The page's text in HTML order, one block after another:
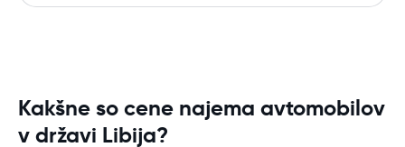
Kakšne so cene najema avtomobilov
v državi Libija?